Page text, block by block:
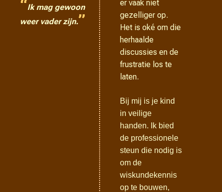
“Ik mag gewoon
weer vader zijn.”
er vaak niet
gezelliger op.
Het is oké om die
herhaalde
discussies en de
frustratie los te
laten.
Bij mij is je kind
in veilige
handen. Ik bied
de professionele
steun die nodig is
om de
wiskundekennis
op te bouwen,